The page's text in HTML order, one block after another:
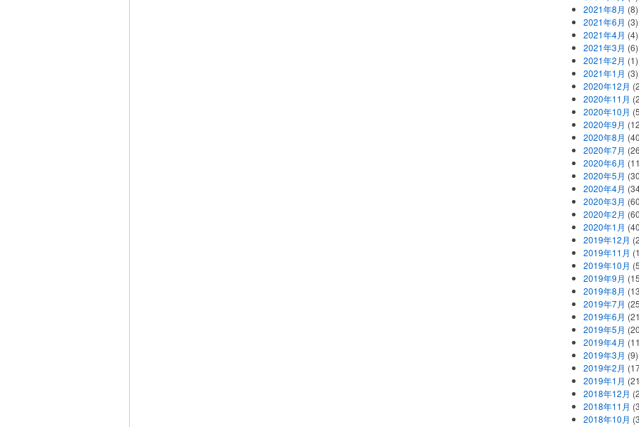
2021年8月 (8)
2021年6月 (3)
2021年4月 (4)
2021年3月 (6)
2021年2月 (1)
2021年1月 (3)
2020年12月
2020年11月
2020年10月
2020年9月
2020年8月
2020年7月
2020年6月
2020年5月
2020年4月
2020年3月
2020年2月
2020年1月
2019年12月
2019年11月
2019年10月
2019年9月
2019年8月
2019年7月
2019年6月
2019年5月
2019年4月
2019年3月 (9)
2019年2月
2019年1月
2018年12月
2018年11月
2018年10月